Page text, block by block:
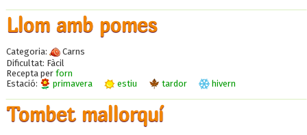
Llom amb pomes
Categoria:
Carns
Dificultat: Fàcil
Recepta per forn
Estació:
primavera estiu tardor hivern
Tombet mallorquí